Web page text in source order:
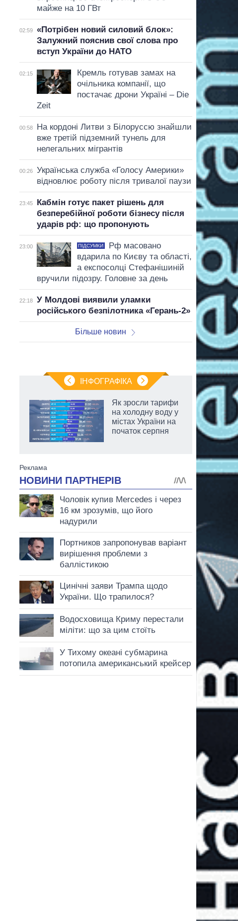
майже на 10 ГВт
02:59
«Потрібен новий силовий блок»:
Залужний пояснив свої слова про
вступ України до НАТО
02:15
Кремль готував замах на
очільника компанії, що
постачає дрони Україні – Die
Zeit
00:58
На кордоні Литви з Білоруссю знайшли
вже третій підземний тунель для
нелегальних мігрантів
00:26
Українська служба «Голосу Америки»
відновлює роботу після тривалої паузи
23:45
Кабмін готує пакет рішень для
безперебійної роботи бізнесу після
ударів рф: що пропонують
23:00 ПІДСУМКИ
Рф масовано
вдарила по Києву та області,
а експосолці Стефанішиній
вручили підозру. Головне за день
22:18
У Молдові виявили уламки
російського безпілотника «Герань-2»
Більше новин
ІНФОГРАФІКА
Як зросли тарифи
на холодну воду у
містах України на
початок серпня